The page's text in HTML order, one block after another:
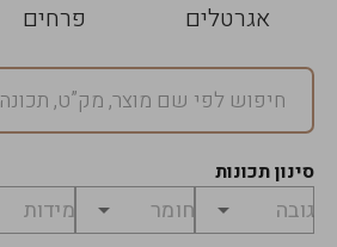
אגרטלים פרחים
סינון תכונות
במארז
מחיר
לפני
₪0